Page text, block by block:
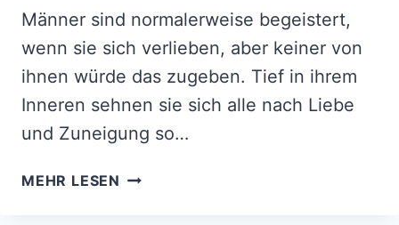
Männer sind normalerweise begeistert,
wenn sie sich verlieben, aber keiner von
ihnen würde das zugeben. Tief in ihrem
Inneren sehnen sie sich alle nach Liebe
und Zuneigung so…
MEHR LESEN 7